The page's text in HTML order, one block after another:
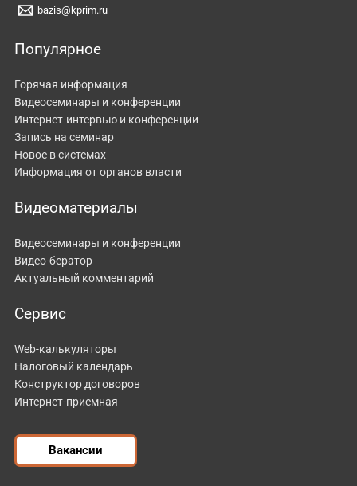
bazis@kprim.ru
Популярное
Горячая информация
Видеосеминары и конференции
Интернет-интервью и конференции
Запись на семинар
Новое в системах
Информация от органов власти
Видеоматериалы
Видеосеминары и конференции
Видео-бератор
Актуальный комментарий
Сервис
Web-калькуляторы
Налоговый календарь
Конструктор договоров
Интернет-приемная
Вакансии